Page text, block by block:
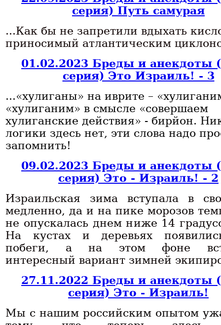
серия) Путь самурая
...Как бы не запретили вдыхать
приносимый атлантическим
01.02.2023 Бреды и анекдоты
серия) Это Израиль! - 3
...«хулиганы» на иврите –
«хулиганим» в смысле «совершаем
хулиганские действия» - бирйон.
логики здесь нет, эти слова надо
запомнить!
09.02.2023 Бреды и анекдоты
серия) Это - Израиль! - 2
Израильская зима вступала в
медленно, да и на пике морозов
не опускалась днем ниже 14
На кустах и деревьях
побеги, а на этом фоне
интересный вариант зимней
27.11.2022 Бреды и анекдоты
серия) Это - Израиль!
Мы с нашим российским опытом